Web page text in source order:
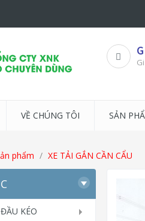
VỀ CHÚNG TÔI SẢN
phẩm XE TẢI GẮN CẦN CẨU
KÉO